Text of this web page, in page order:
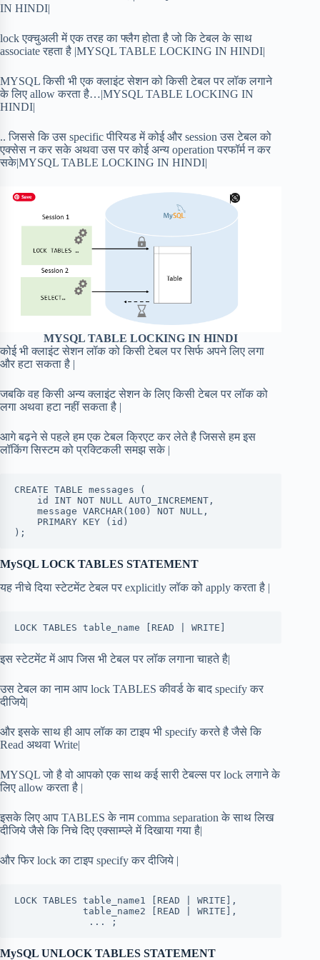
IN HINDI|
lock एक्चुअली में एक तरह का फ्लैग होता है जो कि टेबल के साथ
associate रहता है |MYSQL TABLE LOCKING IN HINDI|
MYSQL किसी भी एक क्लाइंट सेशन को किसी टेबल पर लॉक लगाने
के लिए allow करता है…|MYSQL TABLE LOCKING IN
HINDI|
.. जिससे कि उस specific पीरियड में कोई और session उस टेबल को
एक्सेस न कर सके अथवा उस पर कोई अन्य operation परफॉर्म न कर
सके|MYSQL TABLE LOCKING IN HINDI|
MYSQL TABLE LOCKING IN HINDI
कोई भी क्लाइंट सेशन लॉक को किसी टेबल पर सिर्फ अपने लिए लगा
और हटा सकता है |
जबकि वह किसी अन्य क्लाइंट सेशन के लिए किसी टेबल पर लॉक को
लगा अथवा हटा नहीं सकता है |
आगे बढ़ने से पहले हम एक टेबल क्रिएट कर लेते है जिससे हम इस
लॉकिंग सिस्टम को प्रक्टिकली समझ सके |
CREATE TABLE messages (
);
MySQL LOCK TABLES STATEMENT
यह नीचे दिया स्टेटमेंट टेबल पर explicitly लॉक को apply करता है |
इस स्टेटमेंट में आप जिस भी टेबल पर लॉक लगाना चाहते है|
उस टेबल का नाम आप lock TABLES कीवर्ड के बाद specify कर
दीजिये|
और इसके साथ ही आप लॉक का टाइप भी specify करते है जैसे कि
Read अथवा Write|
MYSQL जो है वो आपको एक साथ कई सारी टेबल्स पर lock लगाने के
लिए allow करता है |
इसके लिए आप TABLES के नाम comma separation के साथ लिख
दीजिये जैसे कि निचे दिए एक्साम्प्ले में दिखाया गया है|
और फिर lock का टाइप specify कर दीजिये |
LOCK TABLES table_name1 [READ | WRITE],
             ... ;
MySQL UNLOCK TABLES STATEMENT